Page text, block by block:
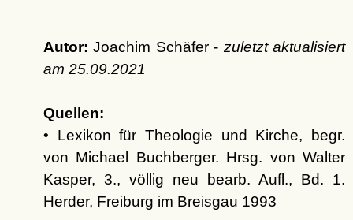
Autor: Joachim Schäfer - zuletzt aktualisiert
am 25.09.2021
Quellen:
• Lexikon für Theologie und Kirche, begr.
von Michael Buchberger. Hrsg. von Walter
Kasper, 3., völlig neu bearb. Aufl., Bd. 1.
Herder, Freiburg im Breisgau 1993